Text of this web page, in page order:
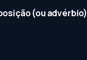
(ou advérbio)